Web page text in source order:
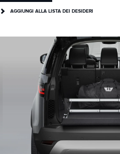
AGGIUNGI ALLA LISTA DEI DESIDERI